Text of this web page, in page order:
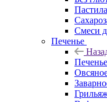
Смеси
Печенье
Печенье